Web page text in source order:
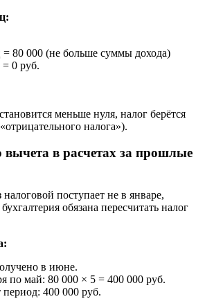
= 80 000 (не больше суммы дохода)
= 0 руб.
меньше нуля, налог берётся
налога»).
вычета в расчетах за прошлые
поступает не в январе,
обязана пересчитать налог
в июне.
по май: 80 000 × 5 = 400 000 руб.
период: 400 000 руб.